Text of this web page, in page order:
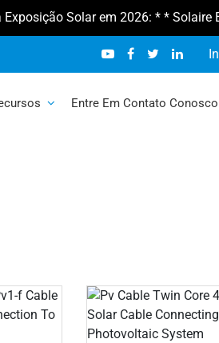
Solar em 2026: * * Solaire
Entre Em Contato Conosco